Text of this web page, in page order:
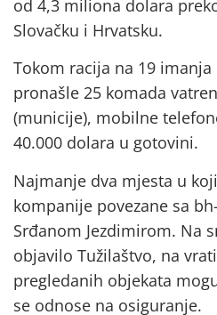
od 4,3 miliona dolara
Slovačku i Hrvatsku.
Tokom racija na 19
pronašle 25 komada
(municije), mobilne
40.000 dolara u gotovini.
Najmanje dva mjesta u
kompanije povezane sa
Srđanom Jezdimirom. Na
objavilo Tužilaštvo, na
pregledanih objekata
se odnose na osiguranje.